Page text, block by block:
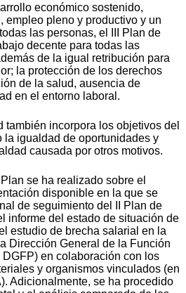
económico sostenido,
empleo pleno y productivo y un
las personas, el III Plan de
decente para todas las
de la igual retribución para
la protección de los derechos
de la salud, ausencia de
en el entorno laboral.
también incorpora los objetivos del
la igualdad de oportunidades y
causada por otros motivos.
se ha realizado sobre el
disponible en la que se
de seguimiento del II Plan de
informe del estado de situación de
estudio de brecha salarial en la
Dirección General de la Función
en colaboración con los
y organismos vinculados (en
Adicionalmente, se ha procedido